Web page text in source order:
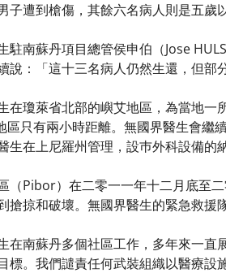
子遭到槍傷，其餘六名病人則是五歲
駐南蘇丹項目總管侯申伯（Jose
說：「這十三名病人仍然生還，但部
在瓊萊省北部的嶼艾地區，為當地
區只有兩小時距離。無國界醫生會
生在上尼羅州管理，設巿外科設備的
（Pibor）在二零一一年十二月底至
搶掠和破壞。無國界醫生的緊急救援
在南蘇丹多個社區工作，多年來一
標。我們譴責任何武裝組織以醫療